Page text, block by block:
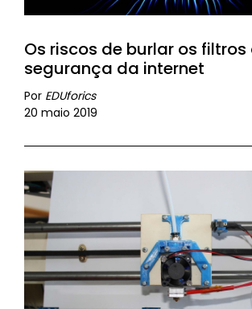
Os riscos de burlar os filtros
segurança da internet
Por EDUforics
20 maio 2019